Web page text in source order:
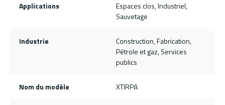
Applications
Espaces clos, Industriel,
Sauvetage
Industrie
Construction, Fabrication,
Pétrole et gaz, Services
publics
Nom du modèle XTIRPA